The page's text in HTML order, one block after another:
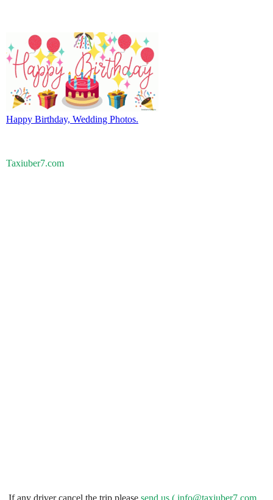
Happy Birthday, Wedding Photos.
Taxiuber7.com
If any driver cancel the trip please send us ( info@taxiuber7.com